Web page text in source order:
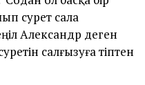
сурет сала
Александр деген
салғызуға тіптен